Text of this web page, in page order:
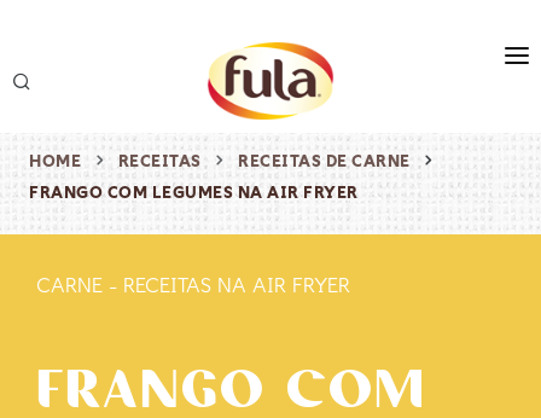
produtos
receitas
HOME RECEITAS
RECEITAS DE CARNE
FRANGO COM LEGUMES NA AIR FRYER
CARNE - RECEITAS NA AIR FRYER
FRANGO COM